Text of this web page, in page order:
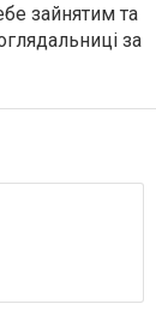
зайнятим та
за